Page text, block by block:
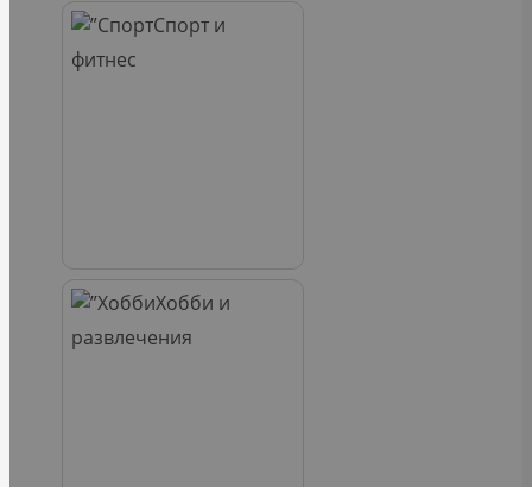
Спорт и
фитнес
Хобби и
развлечения